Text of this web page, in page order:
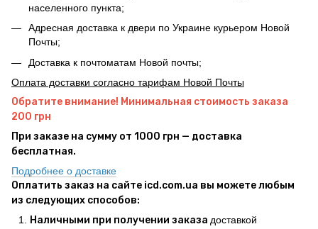
населенного пункта;
Адресная доставка к двери по Украине курьером Новой
Почты;
Доставка к почтоматам Новой почты;
Оплата доставки согласно тарифам Новой Почты
Обратите внимание! Минимальная стоимость заказа
200 грн
При заказе на сумму от 1000 грн — доставка
бесплатная.
Подробнее о доставке
Оплатить заказ на сайте icd.com.ua вы можете любым
из следующих способов:
Наличными при получении заказа доставкой